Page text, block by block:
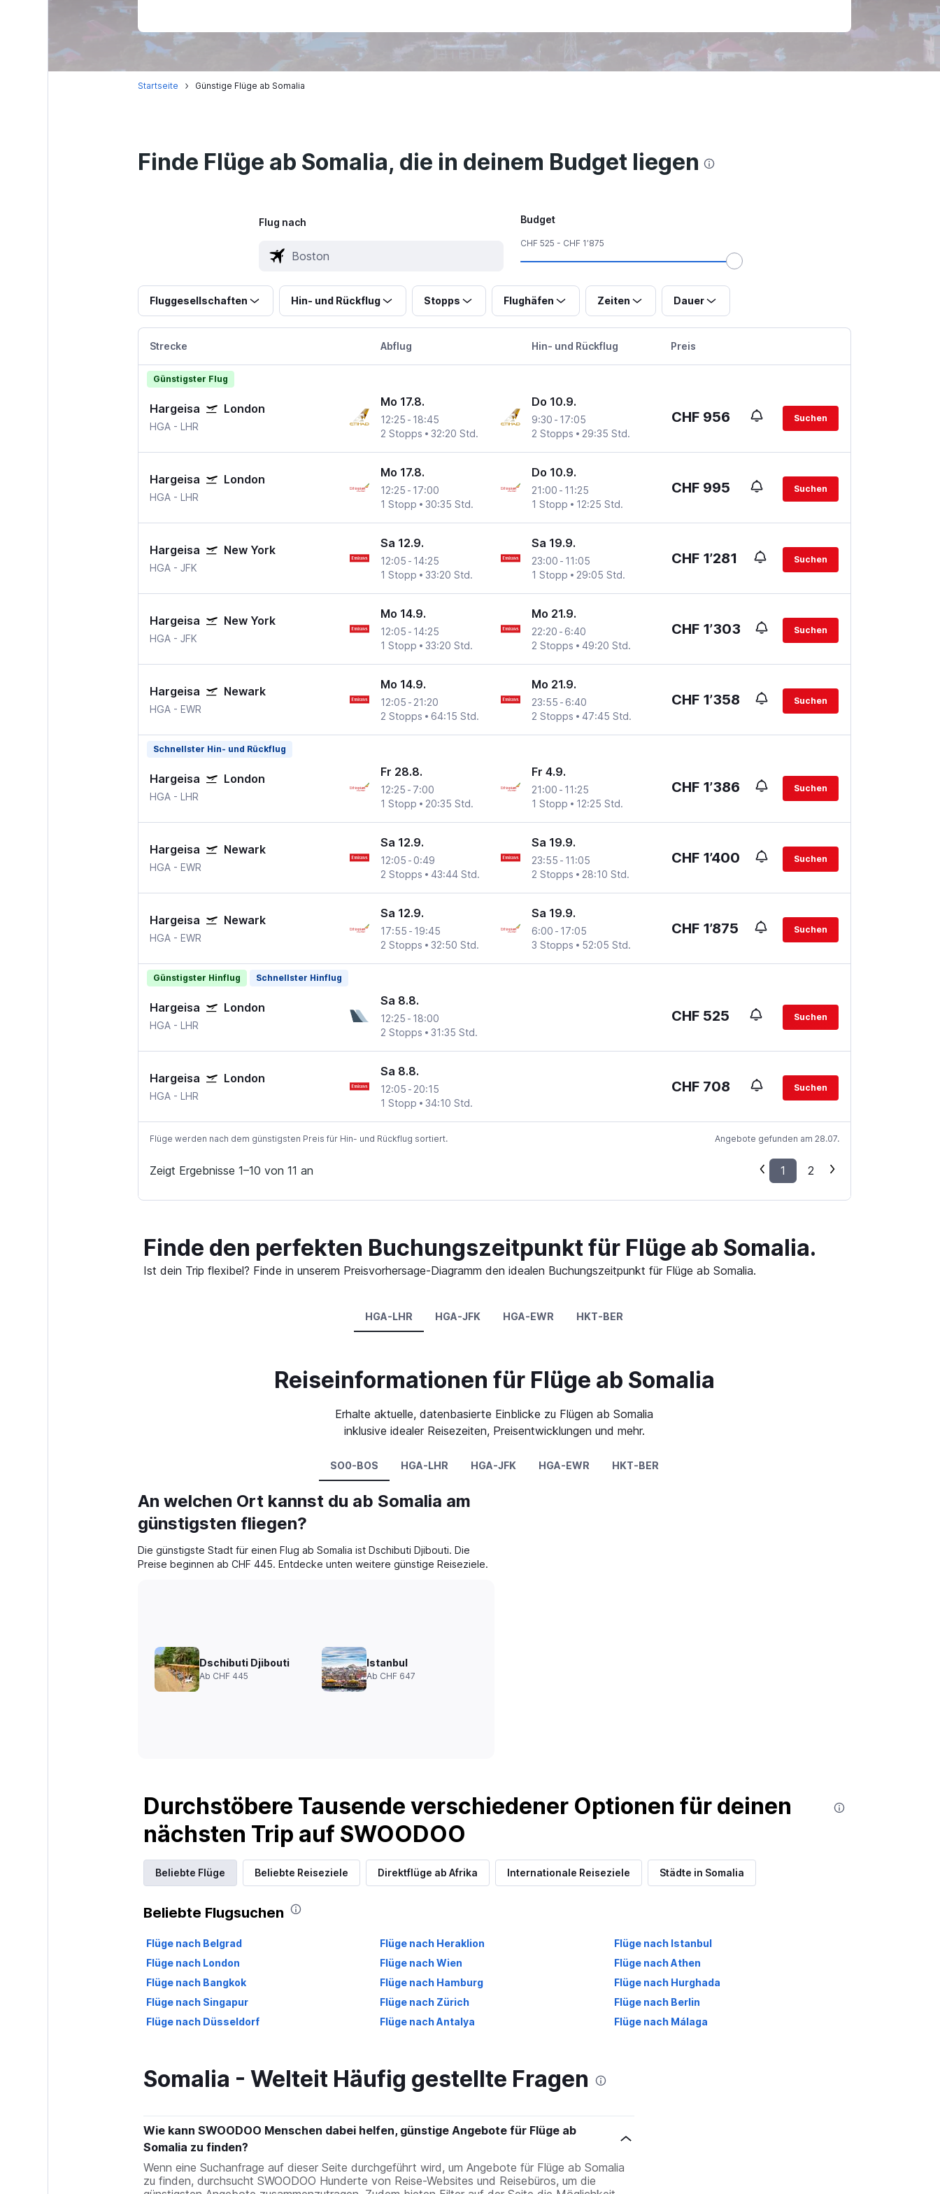
Startseite Günstige Flüge ab Somalia
Finde Flüge ab Somalia, die in deinem Budget liegen
Flug nach Budget
CHF 525 - CHF 1’875
Fluggesellschaften Hin- und Rückflug Stopps Flughäfen Zeiten Dauer
Strecke Abflug Hin- und Rückflug Preis
Günstigster Flug
Hargeisa London
HGA- LHR
Mo 17.8.
12:25 - 18:45
2 Stopps
32:20 Std.
Do 10.9.
9:30 - 17:05
2 Stopps
29:35 Std.
CHF 956 Suchen
Hargeisa London
HGA- LHR
Mo 17.8.
12:25 - 17:00
1 Stopp
30:35 Std.
Do 10.9.
21:00 - 11:25
1 Stopp
12:25 Std.
CHF 995 Suchen
Hargeisa New York
HGA- JFK
Sa 12.9.
12:05 - 14:25
1 Stopp
33:20 Std.
Sa 19.9.
23:00 - 11:05
1 Stopp
29:05 Std.
CHF 1’281 Suchen
Hargeisa New York
HGA- JFK
Mo 14.9.
12:05 - 14:25
1 Stopp
33:20 Std.
Mo 21.9.
22:20 - 6:40
2 Stopps
49:20 Std.
CHF 1’303 Suchen
Hargeisa Newark
HGA- EWR
Mo 14.9.
12:05 - 21:20
2 Stopps
64:15 Std.
Mo 21.9.
23:55 - 6:40
2 Stopps
47:45 Std.
CHF 1’358 Suchen
Schnellster Hin- und Rückflug
Hargeisa London
HGA- LHR
Fr 28.8.
12:25 - 7:00
1 Stopp
20:35 Std.
Fr 4.9.
21:00 - 11:25
1 Stopp
12:25 Std.
CHF 1’386 Suchen
Hargeisa Newark
HGA- EWR
Sa 12.9.
12:05 - 0:49
2 Stopps
43:44 Std.
Sa 19.9.
23:55 - 11:05
2 Stopps
28:10 Std.
CHF 1’400 Suchen
Hargeisa Newark
HGA- EWR
Sa 12.9.
17:55 - 19:45
2 Stopps
32:50 Std.
Sa 19.9.
6:00 - 17:05
3 Stopps
52:05 Std.
CHF 1’875 Suchen
Günstigster Hinflug Schnellster Hinflug
Hargeisa London
HGA- LHR
Sa 8.8.
12:25 - 18:00
2 Stopps
31:35 Std.
CHF 525 Suchen
Hargeisa London
HGA- LHR
Sa 8.8.
12:05 - 20:15
1 Stopp
34:10 Std.
CHF 708 Suchen
Flüge werden nach dem günstigsten Preis für Hin- und Rückflug sortiert. Angebote gefunden am 28.07.
Zeigt Ergebnisse 1–10 von 11 an 1 2
Finde den perfekten Buchungszeitpunkt für Flüge ab Somalia.
Ist dein Trip flexibel? Finde in unserem Preisvorhersage-Diagramm den idealen Buchungszeitpunkt für Flüge ab Somalia.
HGA-LHR HGA-JFK HGA-EWR HKT-BER
Reiseinformationen für Flüge ab Somalia
Erhalte aktuelle, datenbasierte Einblicke zu Flügen ab Somalia
inklusive idealer Reisezeiten, Preisentwicklungen und mehr.
SO0-BOS HGA-LHR HGA-JFK HGA-EWR HKT-BER
An welchen Ort kannst du ab Somalia am
günstigsten fliegen?
Die günstigste Stadt für einen Flug ab Somalia ist Dschibuti Djibouti. Die
Preise beginnen ab CHF 445. Entdecke unten weitere günstige Reiseziele.
Dschibuti Djibouti
Ab CHF 445
Istanbul
Ab CHF 647
Durchstöbere Tausende verschiedener Optionen für deinen
nächsten Trip auf SWOODOO
Beliebte Flüge Beliebte Reiseziele Direktflüge ab Afrika Internationale Reiseziele Städte in Somalia
Beliebte Flugsuchen
Flüge nach Belgrad Flüge nach Heraklion
Flüge nach Istanbul
Flüge nach London
Flüge nach Wien
Flüge nach Athen
Flüge nach Bangkok
Flüge nach Hamburg
Flüge nach Hurghada
Flüge nach Singapur
Flüge nach Zürich
Flüge nach Berlin
Flüge nach Düsseldorf
Flüge nach Antalya Flüge nach Málaga
Somalia - Welteit Häufig gestellte Fragen
Wie kann SWOODOO Menschen dabei helfen, günstige Angebote für Flüge ab
Somalia zu finden?
Wenn eine Suchanfrage auf dieser Seite durchgeführt wird, um Angebote für Flüge ab Somalia
zu finden, durchsucht SWOODOO Hunderte von Reise-Websites und Reisebüros, um die